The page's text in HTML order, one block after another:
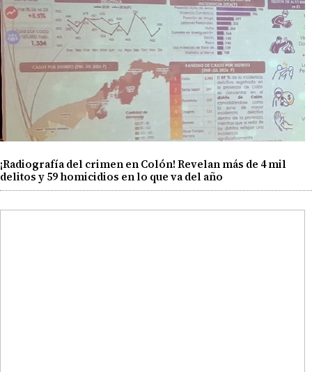
¡Radiografía del crimen en Colón! Revelan más de 4 mil
delitos y 59 homicidios en lo que va del año